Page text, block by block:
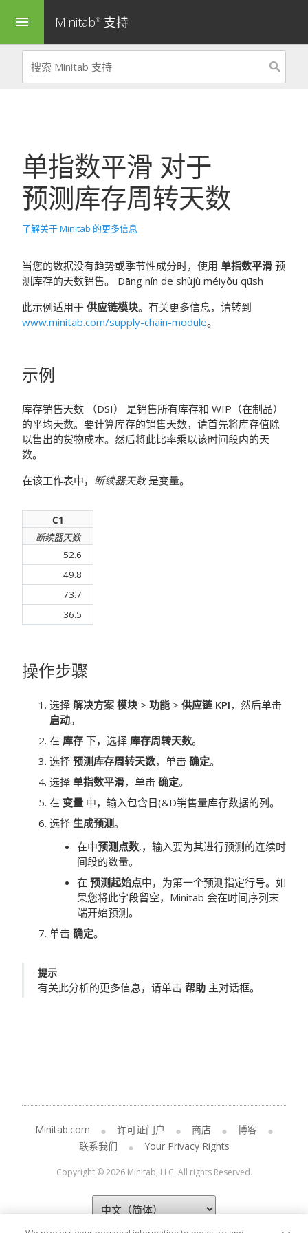
menu Minitab® 支持
单指数平滑 对于
预测库存周转天数
了解关于 Minitab 的更多信息
当您的数据没有趋势或季节性成分时，使用 单指数平滑 预
测库存的天数销售。 Dāng nín de shùjù méiyǒu qūsh
此示例适用于 供应链模块。有关更多信息，请转到
www.minitab.com/supply-chain-module。
示例
库存销售天数 （DSI） 是销售所有库存和 WIP（在制品）
的平均天数。要计算库存的销售天数，请首先将库存值除
以售出的货物成本。然后将此比率乘以该时间段内的天
数。
在该工作表中， 断续器天数是变量。
C1
断续器天数
52.6
49.8
73.7
36.5
操作步骤
选择 解决方案 模块 > 功能 > 供应链 KPI，然后单击
启动。
在 库存 下，选择 库存周转天数。
选择 预测库存周转天数，单击 确定。
选择 单指数平滑，单击 确定。
在 变量 中，输入包含日(&D销售量库存数据的列。
选择 生成预测。
在中预测点数,，输入要为其进行预测的连续时
间段的数量。
在 预测起始点中，为第一个预测指定行号。如
果您将此字段留空，Minitab 会在时间序列末
端开始预测。
单击 确定。
提示
有关此分析的更多信息，请单击 帮助 主对话框。
Minitab.com 许可证门户 商店
博客
联系我们
Your Privacy Rights
Copyright © 2026 Minitab, LLC. All rights Reserved.